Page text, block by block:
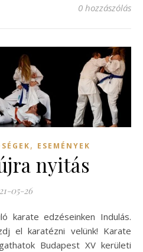
0 hozzászólás
, ESEMÉNYEK
nyitás
05-26
el karatézni velünk! Karate
Budapest XV kerületi